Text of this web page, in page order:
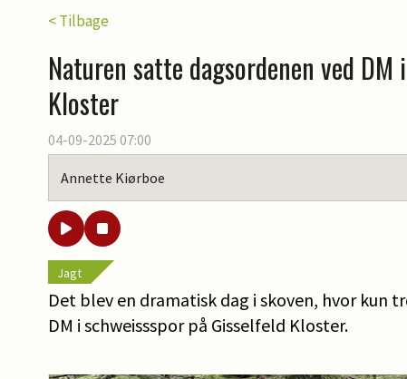
< Tilbage
Naturen satte dagsordenen ved
Kloster
04-09-2025 07:00
Annette Kiørboe
Jagt
Det blev en dramatisk dag i skoven, hvor kun
DM i schweissspor på Gisselfeld Kloster.